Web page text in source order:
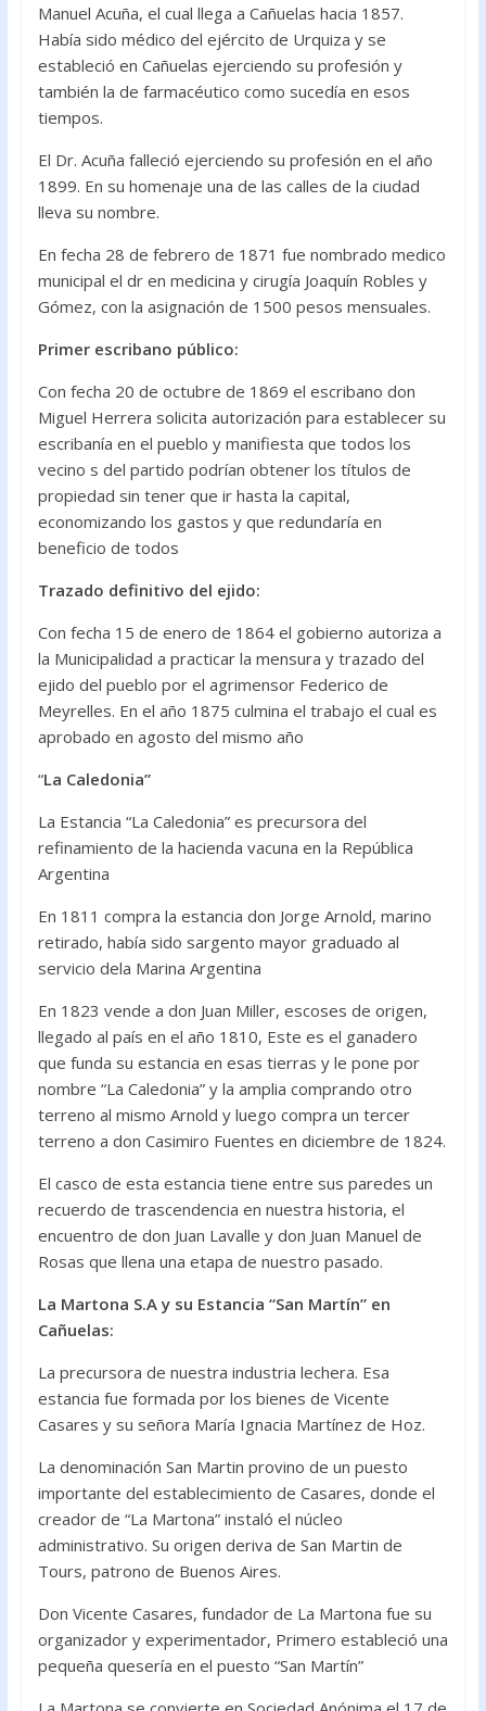
Manuel Acuña, el cual llega a Cañuelas hacia 1857.
Había sido médico del ejército de Urquiza y se
estableció en Cañuelas ejerciendo su profesión y
también la de farmacéutico como sucedía en esos
tiempos.
El Dr. Acuña falleció ejerciendo su profesión en el año
1899. En su homenaje una de las calles de la ciudad
lleva su nombre.
En fecha 28 de febrero de 1871 fue nombrado medico
municipal el dr en medicina y cirugía Joaquín Robles y
Gómez, con la asignación de 1500 pesos mensuales.
Primer escribano público:
Con fecha 20 de octubre de 1869 el escribano don
Miguel Herrera solicita autorización para establecer su
escribanía en el pueblo y manifiesta que todos los
vecino s del partido podrían obtener los títulos de
propiedad sin tener que ir hasta la capital,
economizando los gastos y que redundaría en
beneficio de todos
Trazado definitivo del ejido:
Con fecha 15 de enero de 1864 el gobierno autoriza a
la Municipalidad a practicar la mensura y trazado del
ejido del pueblo por el agrimensor Federico de
Meyrelles. En el año 1875 culmina el trabajo el cual es
aprobado en agosto del mismo año
“La Caledonia”
La Estancia “La Caledonia” es precursora del
refinamiento de la hacienda vacuna en la República
Argentina
En 1811 compra la estancia don Jorge Arnold, marino
retirado, había sido sargento mayor graduado al
servicio dela Marina Argentina
En 1823 vende a don Juan Miller, escoses de origen,
llegado al país en el año 1810, Este es el ganadero
que funda su estancia en esas tierras y le pone por
nombre “La Caledonia” y la amplia comprando otro
terreno al mismo Arnold y luego compra un tercer
terreno a don Casimiro Fuentes en diciembre de 1824.
El casco de esta estancia tiene entre sus paredes un
recuerdo de trascendencia en nuestra historia, el
encuentro de don Juan Lavalle y don Juan Manuel de
Rosas que llena una etapa de nuestro pasado.
La Martona S.A y su Estancia “San Martín” en
Cañuelas:
La precursora de nuestra industria lechera. Esa
estancia fue formada por los bienes de Vicente
Casares y su señora María Ignacia Martínez de Hoz.
La denominación San Martin provino de un puesto
importante del establecimiento de Casares, donde el
creador de “La Martona” instaló el núcleo
administrativo. Su origen deriva de San Martin de
Tours, patrono de Buenos Aires.
Don Vicente Casares, fundador de La Martona fue su
organizador y experimentador, Primero estableció una
pequeña quesería en el puesto “San Martín”